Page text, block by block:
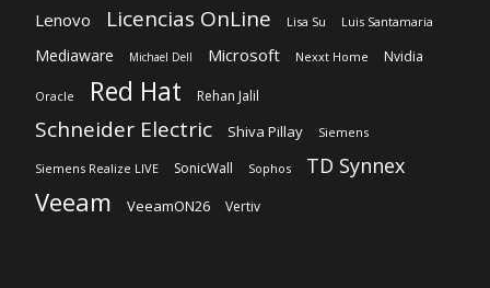
Lenovo Licencias OnLine Lisa Su Luis Santamaria
Mediaware Michael Dell Microsoft Nexxt Home Nvidia
Oracle Red Hat Rehan Jalil
Schneider Electric Shiva Pillay Siemens
Siemens Realize LIVE SonicWall Sophos TD Synnex
Veeam VeeamON26 Vertiv